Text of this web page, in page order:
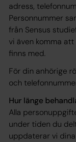
adress,
Personnummer
från Sensus
vi även komma
finns med.
För din anhörige
och
Hur länge
Alla
under tiden du
uppdaterar vi